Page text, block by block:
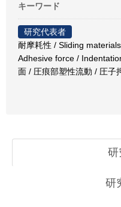
キーワード
研究代表者
耐摩耗性 / Sliding
Adhesive force /
面 / 圧痕部塑性流動 / 圧子
研
研